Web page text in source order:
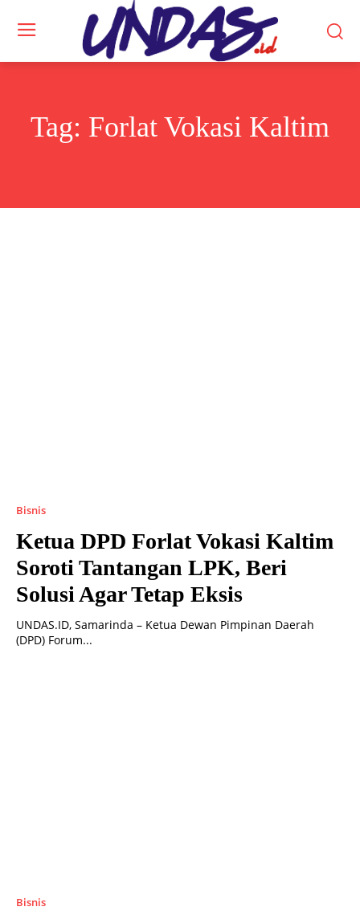
Tag: Forlat Vokasi Kaltim
Bisnis
Ketua DPD Forlat Vokasi Kaltim
Soroti Tantangan LPK, Beri
Solusi Agar Tetap Eksis
UNDAS.ID, Samarinda – Ketua Dewan Pimpinan Daerah
(DPD) Forum...
Bisnis